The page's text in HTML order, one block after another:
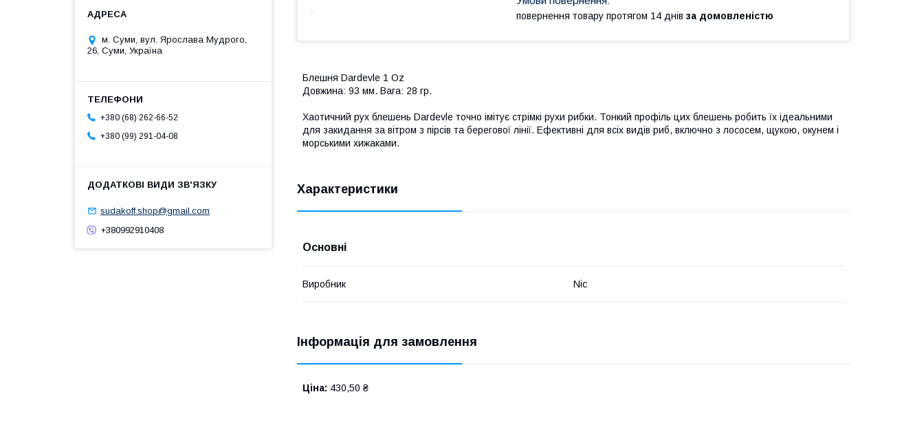
повернення товару протягом 14 днів за домовленістю
Блешня Dardevle 1 Oz
Довжина: 93 мм. Вага: 28 гр.
Хаотичний рух блешень Dardevle точно імітує стрімкі рухи рибки. Тонкий профіль цих блешень робить їх ідеальними
для закидання за вітром з пірсів та берегової лінії. Ефективні для всіх видів риб, включно з лососем, щукою, окунем і
морськими хижаками.
Характеристики
Основні
Виробник Nic
Інформація для замовлення
Ціна: 430,50 ₴
м. Суми, вул. Ярослава Мудрого,
26, Суми, Україна
+380 (68) 262-66-52
+380 (99) 291-04-08
sudakoff.shop@gmail.com
+380992910408